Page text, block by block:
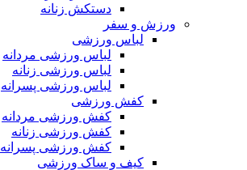
دستکش زنانه
ورزش و سفر
لباس ورزشی
لباس ورزشی مردانه
لباس ورزشی زنانه
لباس ورزشی پسرانه
کفش ورزشی
کفش ورزشی مردانه
کفش ورزشی زنانه
کفش ورزشی پسرانه
کیف و ساک ورزشی